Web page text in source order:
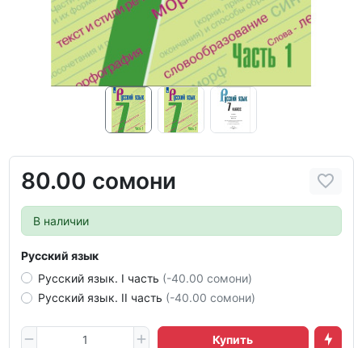
80.00 сомони
В наличии
Русский язык
Русский язык. I часть (-40.00 сомони)
Русский язык. II часть (-40.00 сомони)
Купить